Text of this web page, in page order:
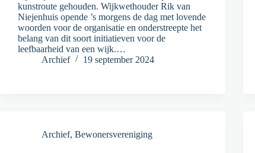
kunstroute gehouden. Wijkwethouder Rik van
Niejenhuis opende ’s morgens de dag met lovende
woorden voor de organisatie en onderstreepte het
belang van dit soort initiatieven voor de
leefbaarheid van een wijk.…
Archief
19 september 2024
Archief, Bewonersvereniging